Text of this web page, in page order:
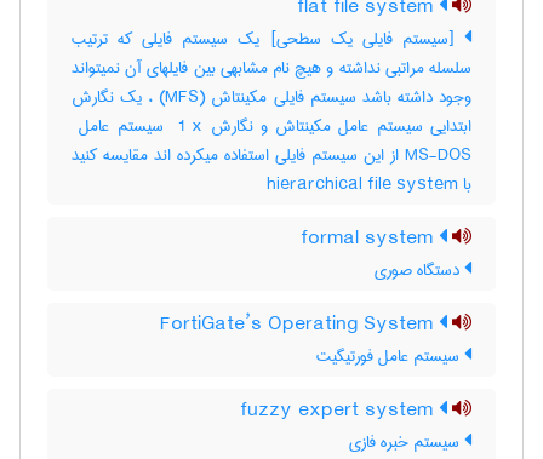
[سیستم فایلی یک سطحی] یک سیستم فایلی که ترتیب
سلسله مراتبی نداشته و هیچ نام مشابهی بین فایلهای آن نمیتواند
وجود داشته باشد سیستم فایلی مکینتاش (‎MFS) ، یک نگارش
MS-DOS از این سیستم فایلی استفاده میکرده اند مقایسه کنید
با ‎ hierarchical file system
دستگاه صوری
سیستم عامل فورتیگیت
سیستم خبره فازی